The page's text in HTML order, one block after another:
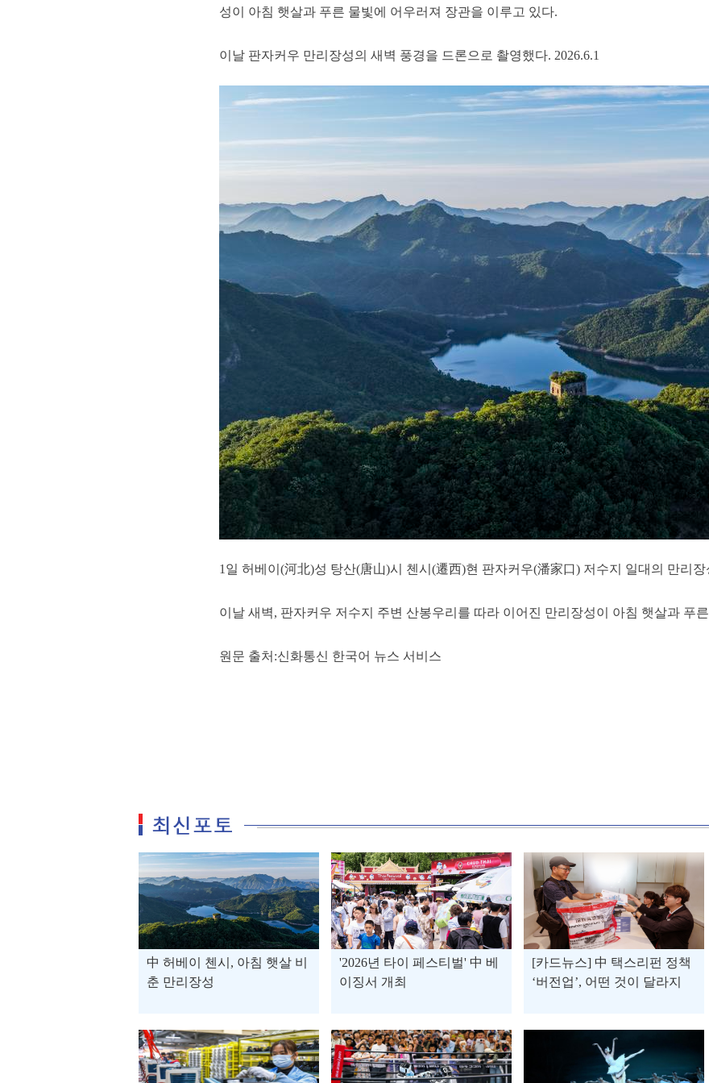
성이 아침 햇살과 푸른 물빛에 어우러져 장관을 이루고 있다.
이날 판자커우 만리장성의 새벽 풍경을 드론으로 촬영했다. 2026.6.1
1일 허베이(河北)성 탕산(唐山)시 첸시(遷西)현 판자커우(潘家口) 저수지 일대의 만리
이날 새벽, 판자커우 저수지 주변 산봉우리를 따라 이어진 만리장성이 아침 햇살과 푸
원문 출처:신화통신 한국어 뉴스 서비스
中 허베이 첸시, 아침 햇살 비
춘 만리장성
'2026년 타이 페스티벌' 中 베
이징서 개최
[카드뉴스] 中 택스리펀 정책
‘버전업’, 어떤 것이 달라지